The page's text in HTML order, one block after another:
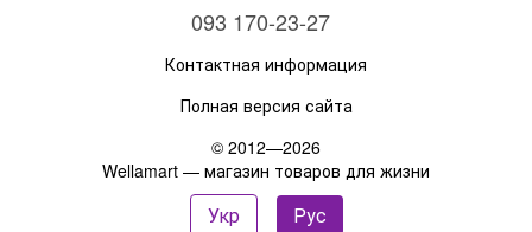
093 170-23-27
Контактная информация
Полная версия сайта
© 2012—2026
Wellamart — магазин товаров для жизни
Укр Рус